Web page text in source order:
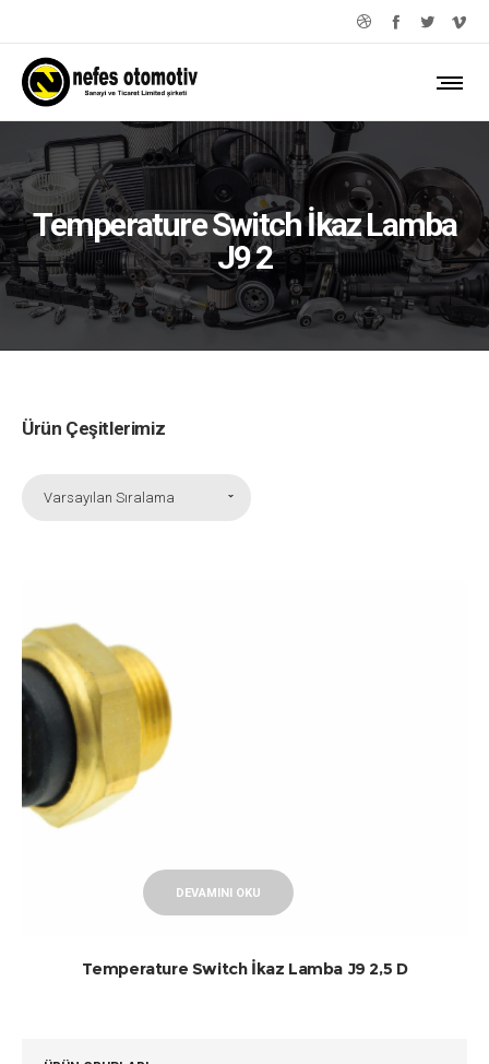
Temperature Switch İkaz Lamba
J9 2
Ürün Çeşitlerimiz
Varsayılan Sıralama
DEVAMINI OKU
Temperature Switch İkaz Lamba J9 2,5 D